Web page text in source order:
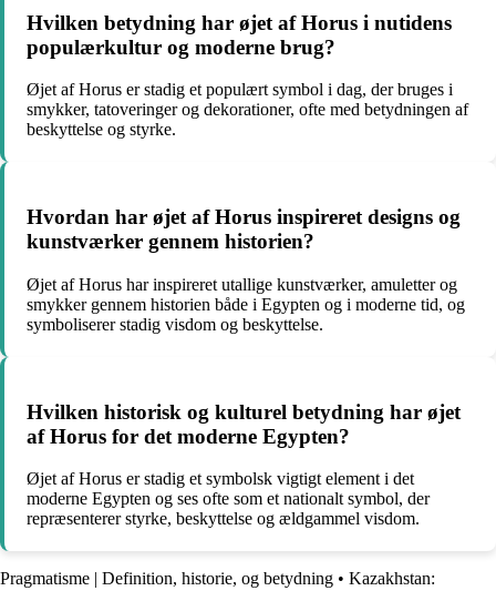
Hvilken betydning har øjet af Horus i nutidens
populærkultur og moderne brug?
Øjet af Horus er stadig et populært symbol i dag, der bruges i
smykker, tatoveringer og dekorationer, ofte med betydningen af
beskyttelse og styrke.
Hvordan har øjet af Horus inspireret designs og
kunstværker gennem historien?
Øjet af Horus har inspireret utallige kunstværker, amuletter og
smykker gennem historien både i Egypten og i moderne tid, og
symboliserer stadig visdom og beskyttelse.
Hvilken historisk og kulturel betydning har øjet
af Horus for det moderne Egypten?
Øjet af Horus er stadig et symbolsk vigtigt element i det
moderne Egypten og ses ofte som et nationalt symbol, der
repræsenterer styrke, beskyttelse og ældgammel visdom.
Pragmatisme | Definition, historie, og betydning • Kazakhstan: